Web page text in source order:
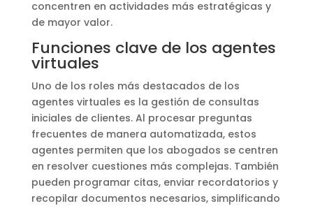
concentren en actividades más estratégicas y
de mayor valor.
Funciones clave de los agentes
virtuales
Uno de los roles más destacados de los
agentes virtuales es la gestión de consultas
iniciales de clientes. Al procesar preguntas
frecuentes de manera automatizada, estos
agentes permiten que los abogados se centren
en resolver cuestiones más complejas. También
pueden programar citas, enviar recordatorios y
recopilar documentos necesarios, simplificando